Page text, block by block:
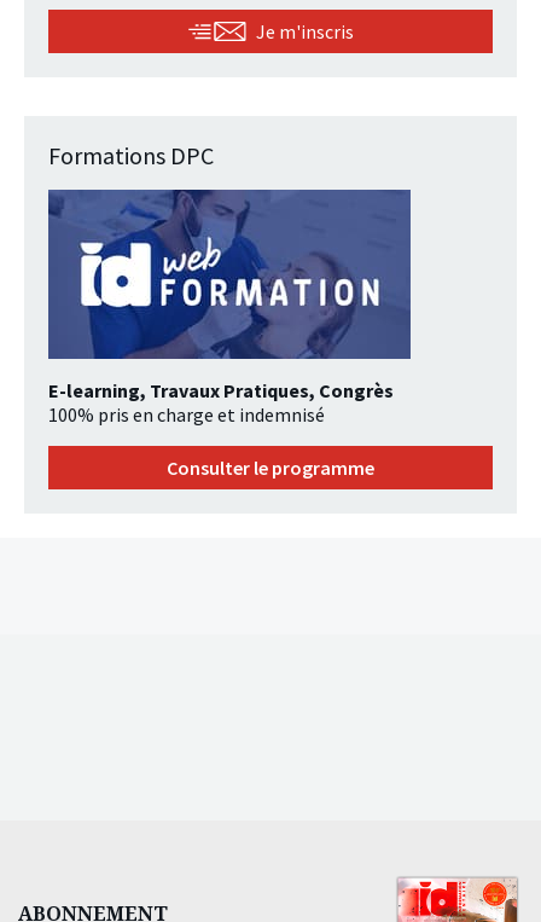
Je m'inscris
Formations DPC
E-learning, Travaux Pratiques, Congrès
100% pris en charge et indemnisé
Consulter le programme
ABONNEMENT